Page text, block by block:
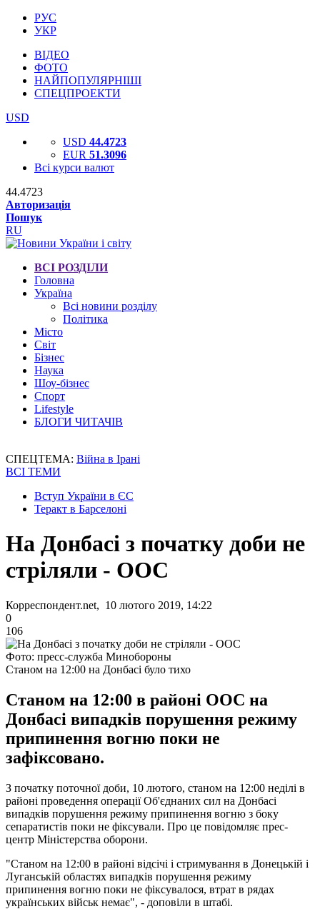
РУС
УКР
ВІДЕО
ФОТО
НАЙПОПУЛЯРНІШІ
СПЕЦПРОЕКТИ
USD
USD 44.4723
EUR 51.3096
Всі курси валют
44.4723
Авторизація
Пошук
RU
ВСІ РОЗДІЛИ
Головна
Україна
Всі новини розділу
Політика
Місто
Світ
Бізнес
Наука
Шоу-бізнес
Спорт
Lifestyle
БЛОГИ ЧИТАЧІВ
СПЕЦТЕМА: Війна в Ірані
ВСІ ТЕМИ
Вступ України в ЄС
Теракт в Барселоні
На Донбасі з початку доби не
стріляли - ООС
Корреспондент.net, 10 лютого 2019, 14:22
0
106
Фото: пресс-служба Минобороны
Станом на 12:00 на Донбасі було тихо
Станом на 12:00 в районі ООС на
Донбасі випадків порушення режиму
припинення вогню поки не
зафіксовано.
З початку поточної доби, 10 лютого, станом на 12:00 неділі в
районі проведення операції Об'єднаних сил на Донбасі
випадків порушення режиму припинення вогню з боку
сепаратистів поки не фіксували. Про це повідомляє прес-
центр Міністерства оборони.
"Станом на 12:00 в районі відсічі і стримування в Донецькій і
Луганській областях випадків порушення режиму
припинення вогню поки не фіксувалося, втрат в рядах
українських військ немає", - доповіли в штабі.